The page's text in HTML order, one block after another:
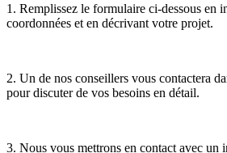
1. Remplissez le formulaire ci-dessous en
coordonnées et en décrivant votre projet.
2. Un de nos conseillers vous contactera
pour discuter de vos besoins en détail.
3. Nous vous mettrons en contact avec un